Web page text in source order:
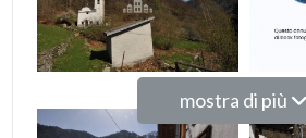
mostra di più